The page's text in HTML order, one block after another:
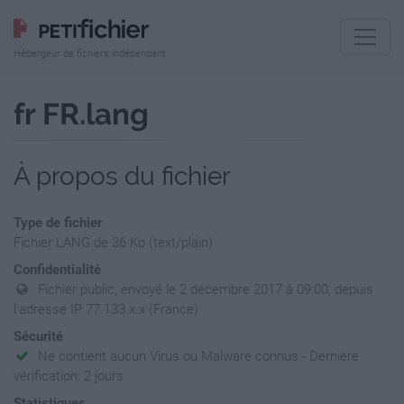
Hébergeur de fichiers indépendant
fr FR.lang
À propos du fichier
Type de fichier
Fichier LANG de 36 Ko (text/plain)
Confidentialité
Fichier public, envoyé le 2 décembre 2017 à 09:00, depuis
l'adresse IP 77.133.x.x (France)
Sécurité
Ne contient aucun Virus ou Malware connus - Dernière
vérification: 2 jours